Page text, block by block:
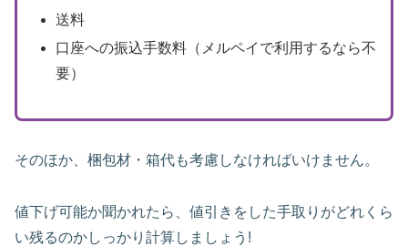
送料
口座への振込手数料（メルペイで利用するなら不
要）
そのほか、梱包材・箱代も考慮しなければいけません。
値下げ可能か聞かれたら、値引きをした手取りがどれくら
い残るのかしっかり計算しましょう!